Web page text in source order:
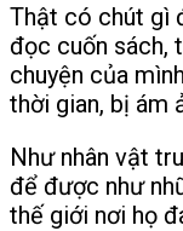
Thật có chút gì
đọc cuốn sách,
chuyện của
thời gian, bị ám
Như nhân vật
để được như
thế giới nơi họ